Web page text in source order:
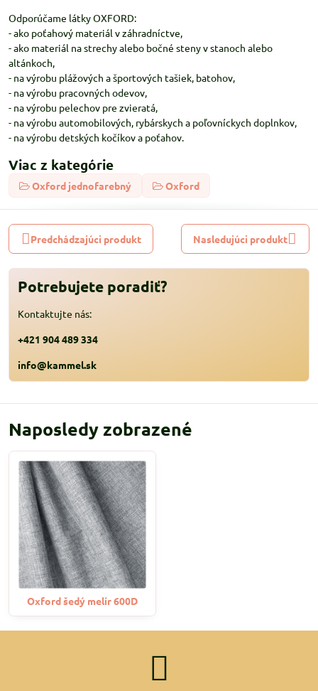
Odporúčame látky OXFORD:
- ako poťahový materiál v záhradníctve,
- ako materiál na strechy alebo bočné steny v stanoch alebo
altánkoch,
- na výrobu plážových a športových tašiek, batohov,
- na výrobu pracovných odevov,
- na výrobu pelechov pre zvieratá,
- na výrobu automobilových, rybárskych a poľovníckych doplnkov,
- na výrobu detských kočíkov a poťahov.
Viac z kategórie
Oxford jednofarebný Oxford
Predchádzajúci produkt Nasledujúci produkt
Potrebujete poradiť?
Kontaktujte nás:
+421 904 489 334
info@kammel.sk
Naposledy zobrazené
Oxford šedý melír 600D